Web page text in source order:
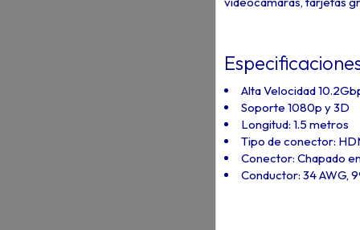
Alta Velocidad
Soporte 1080p y 3D
Longitud: 1.5 metros
Tipo de conector:
Conector: Chapado
Conductor: 34 AWG,